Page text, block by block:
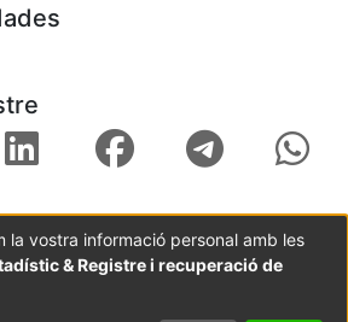
la vostra informació personal amb les
& Registre i recuperació de